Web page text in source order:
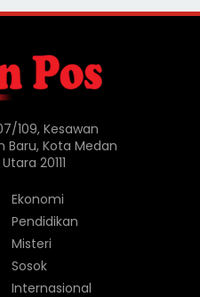
109, Kesawan
Kota Medan
20111
Ekonomi
Pendidikan
Misteri
Sosok
Internasional